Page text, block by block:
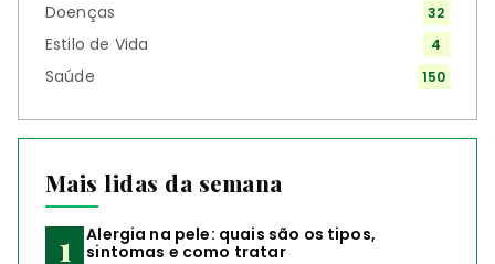
Doenças 32
Estilo de Vida 4
Saúde 150
Mais lidas da semana
Alergia na pele: quais são os tipos,
sintomas e como tratar